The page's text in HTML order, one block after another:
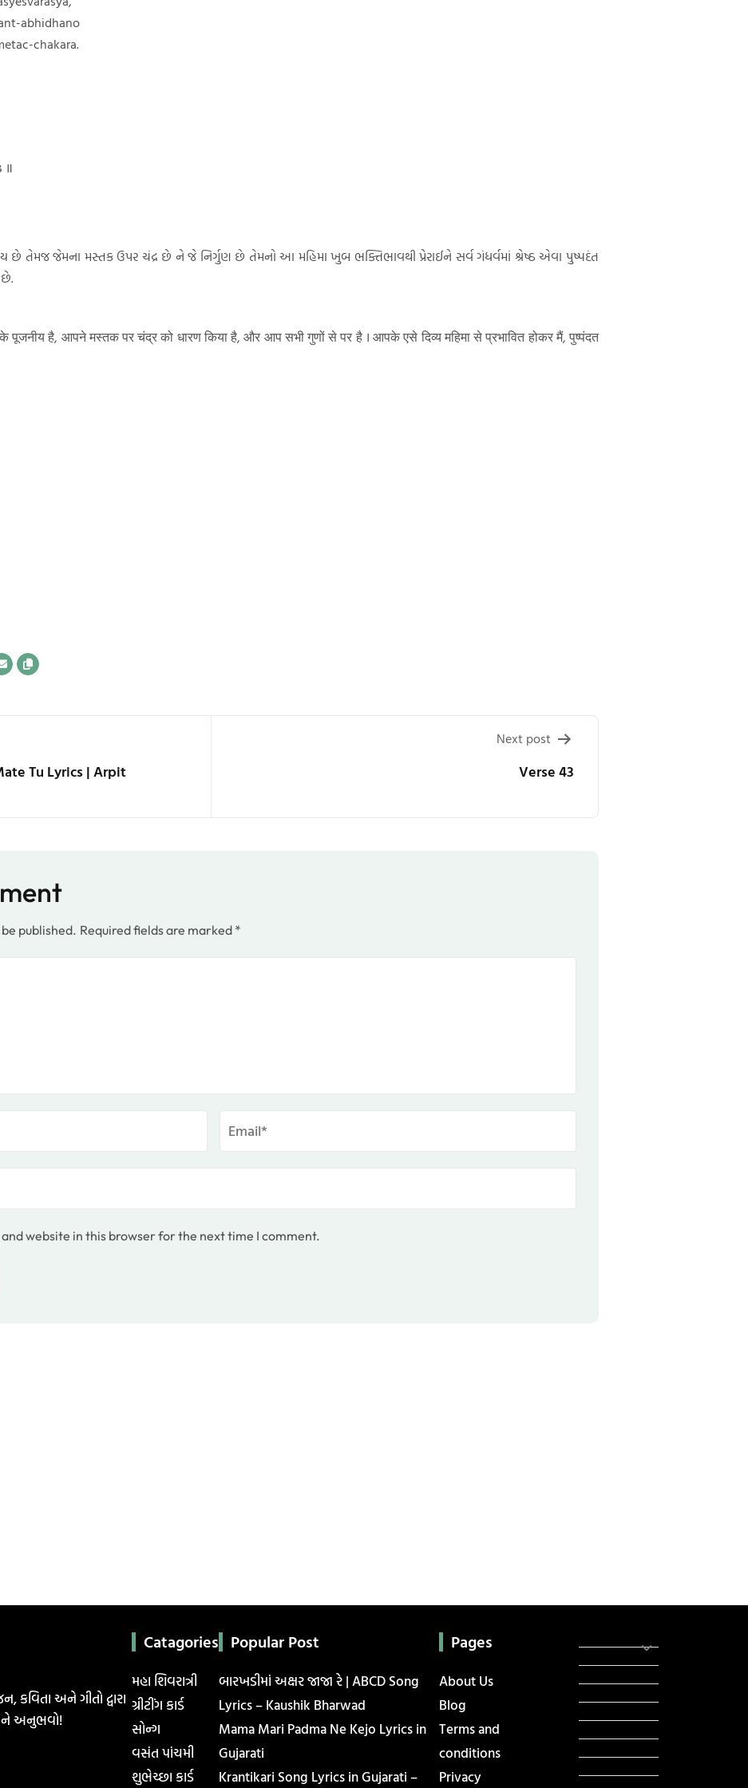
abhidhano
chakara.
॥
તેમજ જેમના મસ્તક ઉપર ચંદ્ર છે ને જે નિર્ગુણ છે તેમનો આ મહિમા ખુબ ભક્તિભાવથી પ્રેરાઈને સર્વ ગંધર્વમાં શ્રેષ્ઠ એવા પુષ્પદંત
છે.
है, आपने मस्तक पर चंद्र को धारण किया है, और आप सभी गुणों से पर है । आपके एसे दिव्य महिमा से प्रभावित होकर मैं, पुष्पंदत
Tu Lyrics | Arpit
Next post
Verse 43
published. Required fields are marked *
website in this browser for the next time I comment.
અને ગીતો દ્વારા
અનુભવો!
Catagories
મહા શિવરાત્રી
ગ્રીટીંગ કાર્ડ
સોન્ગ
વસંત પાંચમી
શુભેચ્છા કાર્ડ
Popular Post
બારખડીમાં અક્ષર જાજા રે | ABCD Song
Lyrics – Kaushik Bharwad
Mama Mari Padma Ne Kejo Lyrics in
Gujarati
Krantikari Song Lyrics in Gujarati –
Pages
About Us
Blog
Terms and
conditions
Privacy